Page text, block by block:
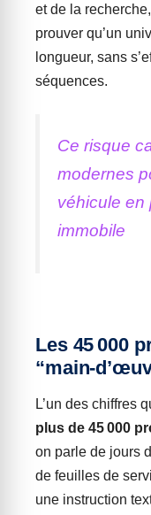
et de la
prouver qu’un
longueur, sans
séquences.
Ce risque
modernes
véhicule en
immobile
Les 45 000
“main-
L’un des chiffres
plus de 45 000
on parle de jours
de feuilles de
une instruction